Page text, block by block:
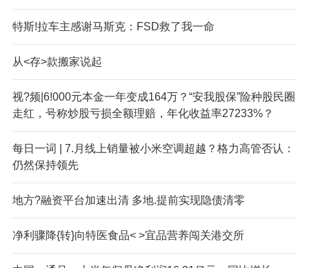
特斯!拉车主感谢马斯克：FSD救了我一命
从<存>款搬家说起
视?频|6!000元本金一年变成164万？“安我股保”险种股民圈
走红，号称炒股亏损全额理赔，年化收益率27233%？
每日一词 | 7.月线上销量被小米空调超越？格力高管否认：
仍然保持领先
地方?融资平台加速出清 多地.提前实现隐债清零
净利骤降{转}向特医食品< >宜品营养闯关港交所